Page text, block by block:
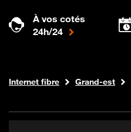
À vos cotés
24h/24
Boutique Orange
Internet fibre Grand-est